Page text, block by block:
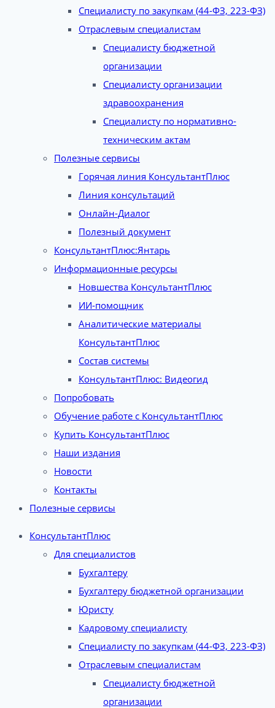
Специалисту по закупкам (44-ФЗ, 223-ФЗ)
Отраслевым специалистам
Специалисту бюджетной
организации
Специалисту организации
здравоохранения
Специалисту по нормативно-
техническим актам
Полезные сервисы
Горячая линия КонсультантПлюс
Линия консультаций
Онлайн-Диалог
Полезный документ
КонсультантПлюс:Янтарь
Информационные ресурсы
Новшества КонсультантПлюс
ИИ-помощник
Аналитические материалы
КонсультантПлюс
Состав системы
КонсультантПлюс: Видеогид
Попробовать
Обучение работе с КонсультантПлюс
Купить КонсультантПлюс
Наши издания
Новости
Контакты
Полезные сервисы
КонсультантПлюс
Для специалистов
Бухгалтеру
Бухгалтеру бюджетной организации
Юристу
Кадровому специалисту
Специалисту по закупкам (44-ФЗ, 223-ФЗ)
Отраслевым специалистам
Специалисту бюджетной
организации